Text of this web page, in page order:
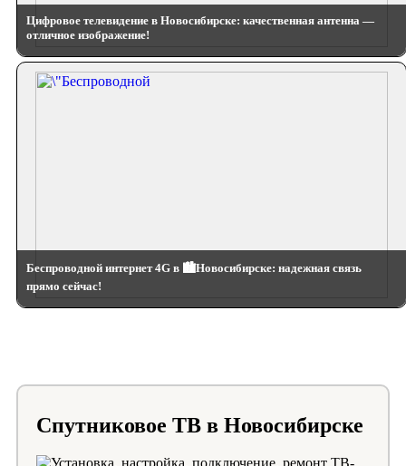
Цифровое телевидение в Новосибирске: качественная антенна —
отличное изображение!
Беспроводной интернет 4G в 🏙️Новосибирске: надежная связь
прямо сейчас!
Спутниковое ТВ в Новосибирске